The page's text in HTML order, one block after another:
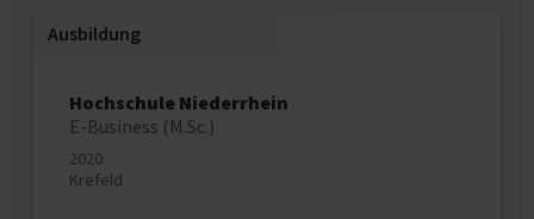
Ausbildung
Hochschule Niederrhein
E-Business (M.Sc.)
2020
Krefeld